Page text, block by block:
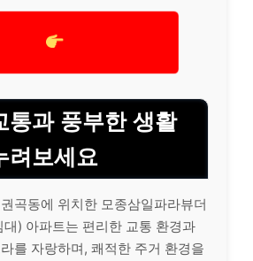
통과 풍부한 생활
려보세요
곡동에 위치한 모종삼일파라뷰더
대) 아파트는 편리한 교통 환경과
를 자랑하며, 쾌적한 주거 환경을